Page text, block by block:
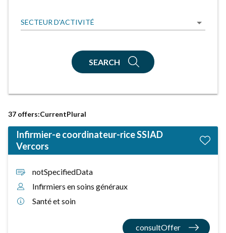
SECTEUR D'ACTIVITÉ
SEARCH
37 offers:CurrentPlural
Infirmier-e coordinateur-rice SSIAD
Vercors
notSpecifiedData
Infirmiers en soins généraux
Santé et soin
consultOffer